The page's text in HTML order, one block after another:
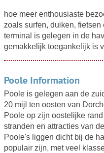
hoe meer enthousiaste
zoals surfen, duiken,
terminal is gelegen in de
gemakkelijk toegankelijk is
Poole Information
Poole is gelegen aan de
20 mijl ten oosten van
Poole op zijn oostelijke
stranden en attracties van
Poole's liggen dicht bij de
populair zijn, met veel